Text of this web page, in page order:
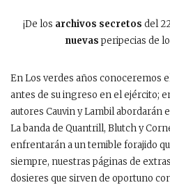
¡De los archivos secretos del
nuevasperipecias de
En Los verdes años conoceremos
antes de su ingreso en el ejército;
autores Cauvin y Lambil abordarán
La banda de Quantrill, Blutch y
enfrentarán a un temible forajido
siempre, nuestras páginas de
dosieres que sirven de oportuno